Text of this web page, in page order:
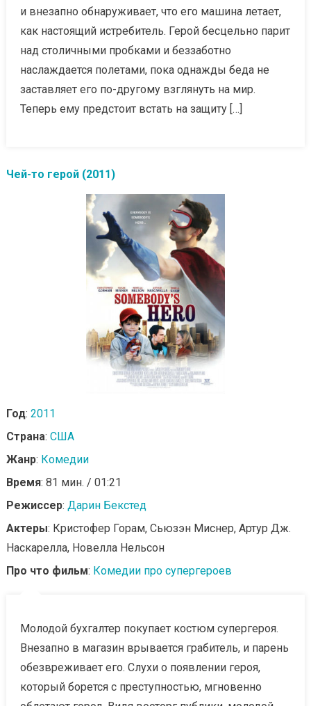
и внезапно обнаруживает, что его машина летает,
как настоящий истребитель. Герой бесцельно парит
над столичными пробками и беззаботно
наслаждается полетами, пока однажды беда не
заставляет его по-другому взглянуть на мир.
Теперь ему предстоит встать на защиту […]
Чей-то герой (2011)
Год: 2011
Страна: США
Жанр: Комедии
Время: 81 мин. / 01:21
Режиссер: Дарин Бекстед
Актеры: Кристофер Горам, Сьюзэн Миснер, Артур Дж.
Наскарелла, Новелла Нельсон
Про что фильм: Комедии про супергероев
Молодой бухгалтер покупает костюм супергероя.
Внезапно в магазин врывается грабитель, и парень
обезвреживает его. Слухи о появлении героя,
который борется с преступностью, мгновенно